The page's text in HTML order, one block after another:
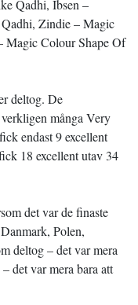
Qadhi, Ibsen –
Zindie – Magic
Magic Colour Shape Of
deltog. De
många Very
endast 9 excellent
18 excellent utav 34
det var de finaste
Polen,
deltog – det var mera
det var mera bara att